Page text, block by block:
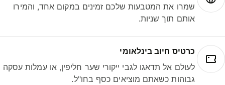
שמרו את המטבעות שלכם זמינים במקום אחד, והמירו
אותם תוך שניות.
כרטיס חיוב בינלאומי
לעולם אל תדאגו לגבי ייקורי שער חליפין, או עמלות עסקה
גבוהות כשאתם מוציאים כסף בחו"ל.